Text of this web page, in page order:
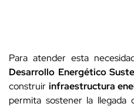
Para atender esta
Desarrollo Energético
construir infraestructura
permita sostener la llegada